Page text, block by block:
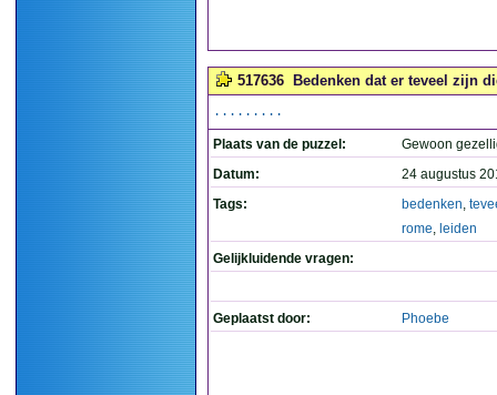
517636 Bedenken dat er teveel zijn
.........
Plaats van de puzzel:
Gewoon
Datum:
24 augustus
Tags:
bedenken,
rome, leiden
Gelijkluidende vragen:
Geplaatst door: Phoebe